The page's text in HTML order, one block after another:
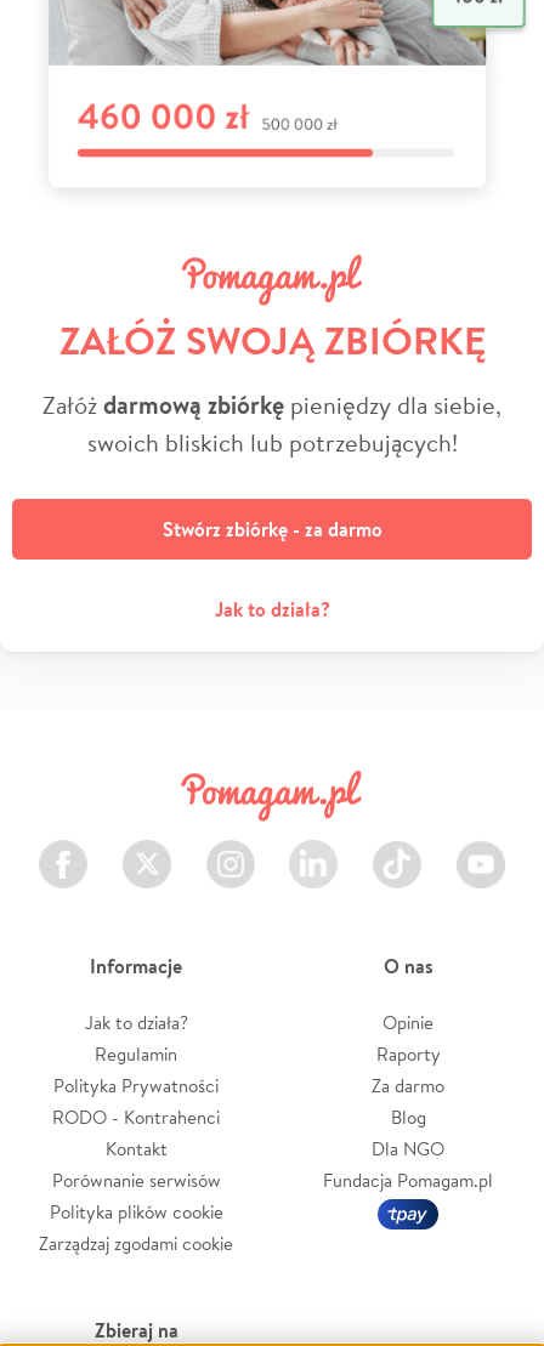
ZAŁÓŻ SWOJĄ ZBIÓRKĘ
Załóżdarmową zbiórkę pieniędzy dla siebie,
swoich bliskich lub potrzebujących!
Stwórz zbiórkę - za darmo
Jak to działa?
Facebook Twitter Instagram LinkedIn TikTok Youtube
Informacje
Jak to działa?
Regulamin
Polityka Prywatności
RODO - Kontrahenci
Kontakt
Porównanie serwisów
Polityka plików cookie
Zarządzaj zgodami cookie
O nas
Opinie
Raporty
Za darmo
Blog
Dla NGO
Fundacja Pomagam.pl
Zbieraj na